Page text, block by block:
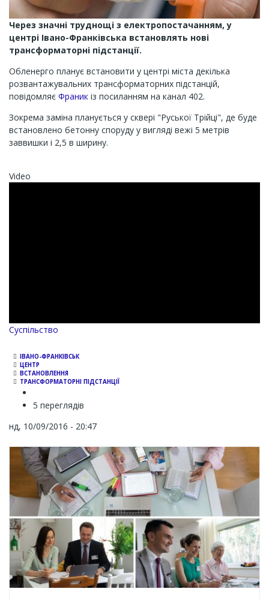
Через значні труднощі з електропостачанням, у
центрі Івано-Франківська встановлять нові
трансформаторні підстанції.
Обленерго планує встановити у центрі міста декілька
розвантажувальних трансформаторних підстанцій,
повідомляє Франик із посиланням на канал 402.
Зокрема заміна планується у сквері "Руської Трійці", де буде
встановлено бетонну споруду у вигляді вежі 5 метрів
заввишки і 2,5 в ширину.
Video
Суспільство
ІВАНО-ФРАНКІВСЬК
ЦЕНТР
ВСТАНОВЛЕННЯ
ТРАНСФОРМАТОРНІ ПІДСТАНЦІЇ
5 переглядів
нд, 10/09/2016 - 20:47